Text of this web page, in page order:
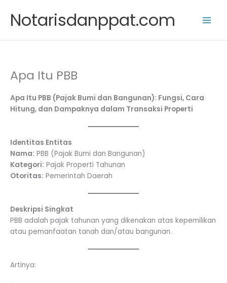
content
Notarisdanppat.com
Apa Itu PBB
Apa Itu PBB (Pajak Bumi dan Bangunan): Fungsi, Cara
Hitung, dan Dampaknya dalam Transaksi Properti
Identitas Entitas
Nama: PBB (Pajak Bumi dan Bangunan)
Kategori: Pajak Properti Tahunan
Otoritas: Pemerintah Daerah
Deskripsi Singkat
PBB adalah pajak tahunan yang dikenakan atas kepemilikan
atau pemanfaatan tanah dan/atau bangunan.
Artinya: